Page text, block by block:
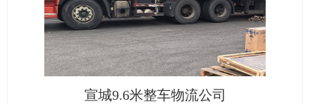
宣城9.6米整车物流公司